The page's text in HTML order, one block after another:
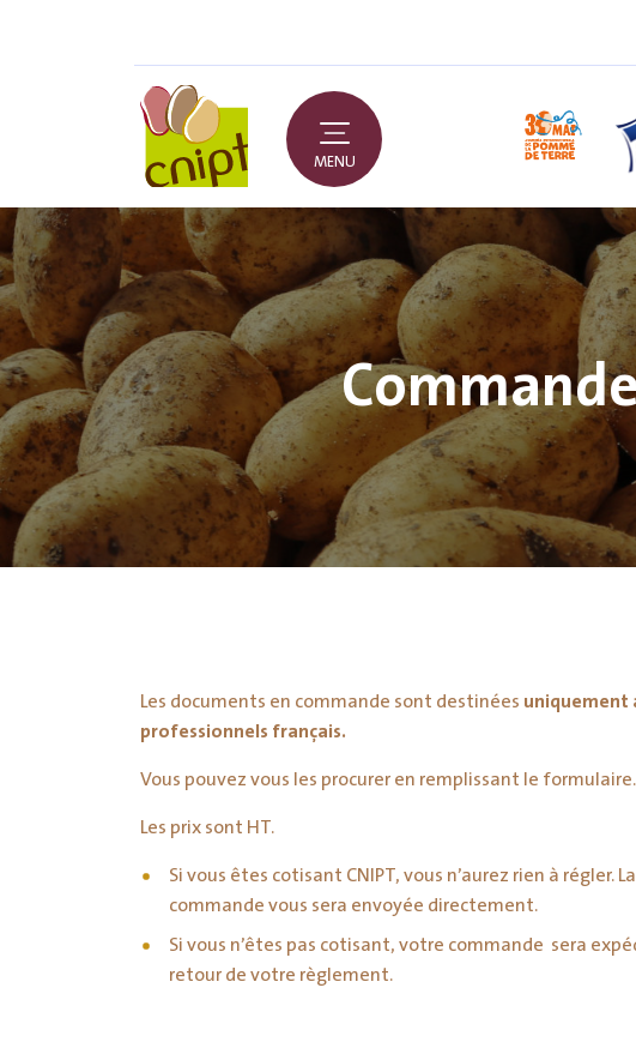
MENU
Les documents en commande sont destinées uniquement
professionnels français.
Vous pouvez vous les procurer en remplissant le formulaire.
Les prix sont HT.
Si vous êtes cotisant CNIPT, vous n’aurez rien à régler. La
commande vous sera envoyée directement.
Si vous n’êtes pas cotisant, votre commande sera
retour de votre règlement.